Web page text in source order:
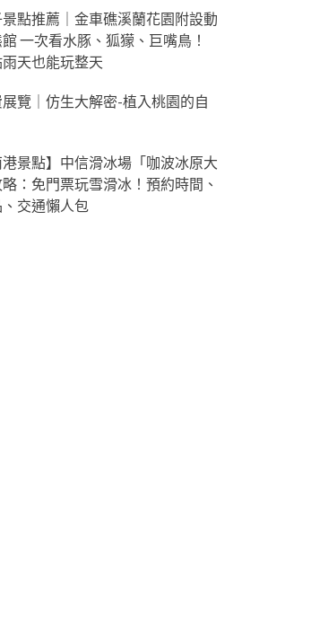
點推薦｜金車礁溪蘭花園附設動
一次看水豚、狐獴、巨嘴鳥！
天也能玩整天
覽｜仿生大解密-植入桃園的自
港景點】中信滑冰場「咖波冰原大
：免門票玩雪滑冰！預約時間、
交通懶人包